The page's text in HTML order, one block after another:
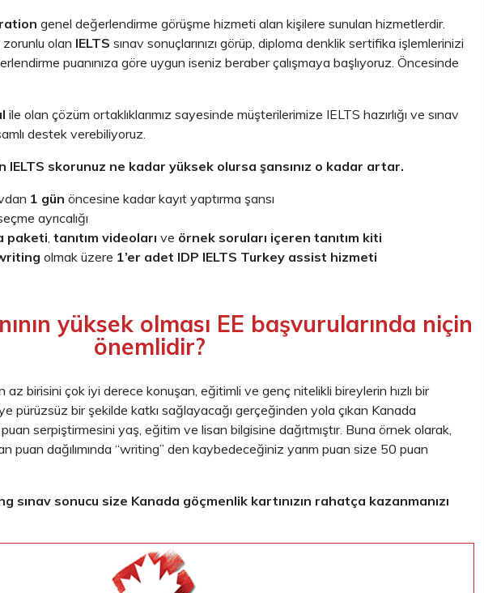
genel değerlendirme görüşme hizmeti alan kişilere sunulan hizmetlerdir.
olan IELTS sınav sonuçlarınızı görüp, diploma denklik sertifika işlemlerinizi
puanınıza göre uygun iseniz beraber çalışmaya başlıyoruz. Öncesinde
ile olan çözüm ortaklıklarımız sayesinde müşterilerimize IELTS hazırlığı ve sınav
destek verebiliyoruz.
IELTS skorunuz ne kadar yüksek olursa şansınız o kadar artar.
1 gün öncesine kadar kayıt yaptırma şansı
ayrıcalığı
paketi, tanıtım videoları ve örnek soruları içeren tanıtım kiti
olmak üzere 1’er adet IDP IELTS Turkey assist hizmeti
yüksek olması EE başvurularında niçin
önemlidir?
az birisini çok iyi derece konuşan, eğitimli ve genç nitelikli bireylerin hızlı bir
pürüzsüz bir şekilde katkı sağlayacağı gerçeğinden yola çıkan Kanada
serpiştirmesini yaş, eğitim ve lisan bilgisine dağıtmıştır. Buna örnek olarak,
puan dağılımında “writing” den kaybedeceğiniz yarım puan size 50 puan
sınav sonucu size Kanada göçmenlik kartınızın rahatça kazanmanızı